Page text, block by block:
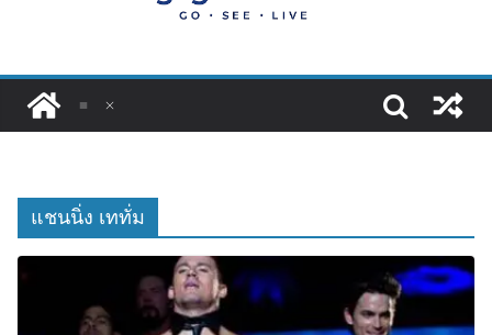
แชนนิ่ง เททั่ม